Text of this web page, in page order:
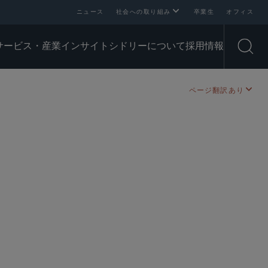
ニュース 社会への取り組み 卒業生 オフィス
ービス・産業インサイト シドリーについて採用情報
ページ翻訳あり